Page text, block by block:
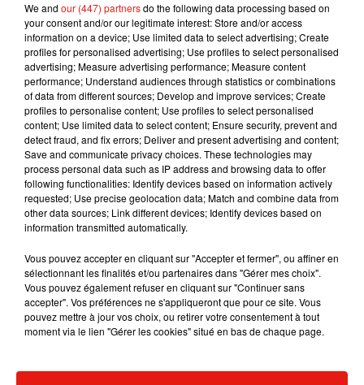
Musique
Julien Lieb s’essaye à la vie de chatelain
dans son nouveau clip
7 août 2026
Madonna sort enfin le remix de « Love
Sensation » avec Kylie Minogue
We and our (447) partnersdo the following data processing based on
your consent and/or our legitimate interest: Store and/or access
information on a device; Use limited data to select advertising; Create
profiles for personalised advertising; Use profiles to select personalised
advertising; Measure advertising performance; Measure content
performance; Understand audiences through statistics or combinations
of data from different sources; Develop and improve services; Create
profiles to personalise content; Use profiles to select personalised
content; Use limited data to select content; Ensure security, prevent and
detect fraud, and fix errors; Deliver and present advertising and content;
Save and communicate privacy choices. These technologies may
process personal data such as IP address and browsing data to offer
following functionalities: Identify devices based on information actively
requested; Use precise geolocation data; Match and combine data from
other data sources; Link different devices; Identify devices based on
information transmitted automatically.
Vous pouvez accepter en cliquant sur "Accepter et fermer", ou affiner en
sélectionnant les finalités et/ou partenaires dans "Gérer mes choix".
Vous pouvez également refuser en cliquant sur "Continuer sans
accepter". Vos préférences ne s'appliqueront que pour ce site. Vous
pouvez mettre à jour vos choix, ou retirer votre consentement à tout
moment via le lien "Gérer les cookies" situé en bas de chaque page.